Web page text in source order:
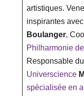
artistiques.
inspirantes
Boulanger,
Philharmonie
Responsable
Universcience
spécialisée en